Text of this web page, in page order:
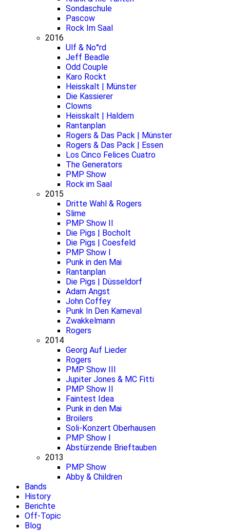
Sondaschule
Pascow
Rock Im Saal
2016
Ulf & No°rd
Jeff Beadle
Odd Couple
Karo Rockt
Heisskalt | Münster
Die Kassierer
Clowns
Heisskalt | Haldern
Rantanplan
Rogers & Das Pack | Münster
Rogers & Das Pack | Essen
Los Cinco Felices Cuatro
The Generators
PMP Show
Rock im Saal
2015
Dritte Wahl & Rogers
Slime
PMP Show II
Die Pigs | Bocholt
Die Pigs | Coesfeld
PMP Show I
Punk in den Mai
Rantanplan
Die Pigs | Düsseldorf
Adam Angst
John Coffey
Punk In Den Karneval
Zwakkelmann
Rogers
2014
Georg Auf Lieder
Rogers
PMP Show III
Jupiter Jones & MC Fitti
PMP Show II
Faintest Idea
Punk in den Mai
Broilers
Soli-Konzert Oberhausen
PMP Show I
Abstürzende Brieftauben
2013
PMP Show
Abby & Children
Bands
History
Berichte
Off-Topic
Blog